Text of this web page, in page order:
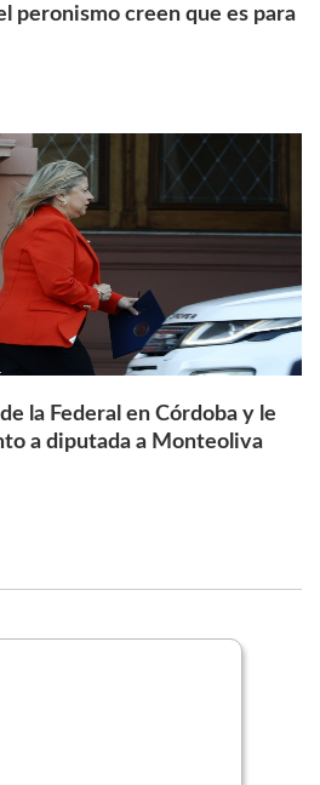
peronismo creen que es para
la Federal en Córdoba y le
a diputada a Monteoliva